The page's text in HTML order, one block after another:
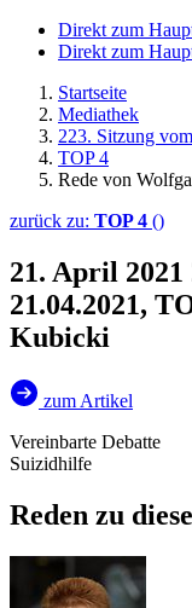
Direkt zum
Direkt zum
Startseite
Mediathek
223. Sitzung
TOP 4
Rede von
zurück zu: TOP 4 ()
21. April 2021
21.04.2021,
Kubicki
zum Artikel
Vereinbarte Debatte
Suizidhilfe
Reden zu